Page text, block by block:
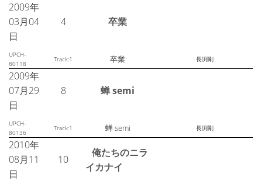
2009年
03月04
日
4 卒業
UPCH-
80118
Track:1 卒業 長渕剛
2009年
07月29
日
8 蝉 semi
UPCH-
80136
Track:1 蝉 semi 長渕剛
2010年
08月11
日
10
俺たちのニラ
イカナイ